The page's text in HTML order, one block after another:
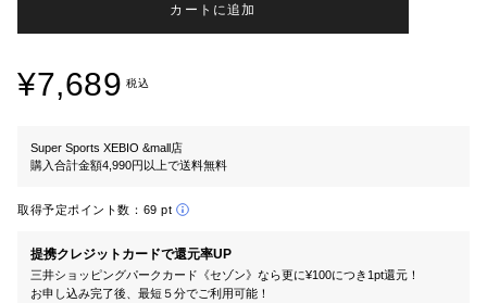
カートに追加
¥7,689 税込
Super Sports XEBIO &mall店
購入合計金額4,990円以上で送料無料
取得予定ポイント数： 69 pt
提携クレジットカードで還元率UP
三井ショッピングパークカード《セゾン》なら更に¥100につき1pt還元！
お申し込み完了後、最短５分でご利用可能！